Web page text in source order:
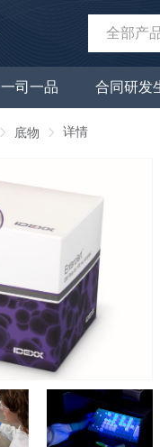
全部产
一司一品 合同研发
底物 详情